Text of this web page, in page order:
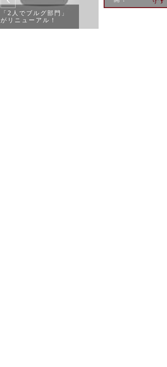
「2人でブルグ部門」
がリニューアル！